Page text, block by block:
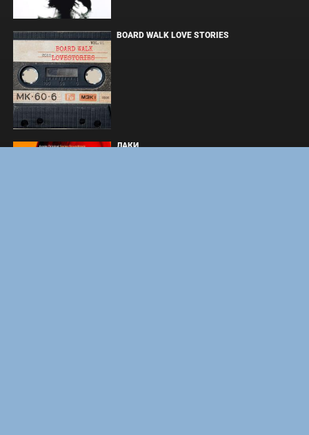
BOARD WALK LOVE STORIES
ЛАКИ